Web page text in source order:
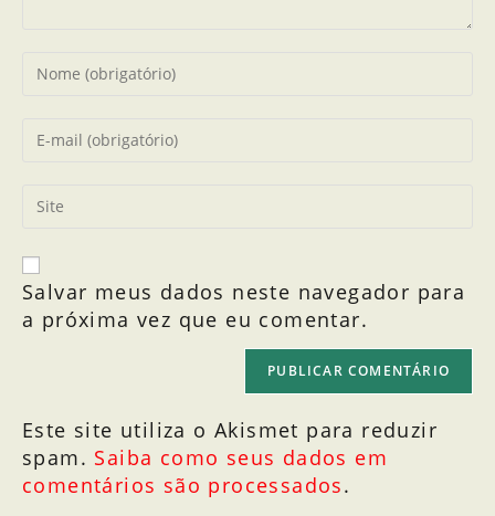
Salvar meus dados neste navegador para
a próxima vez que eu comentar.
Este site utiliza o Akismet para reduzir
spam. Saiba como seus dados em
comentários são processados.